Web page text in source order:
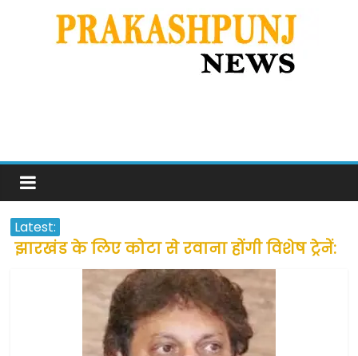
Latest:
झारखंड के लिए कोटा से रवाना होंगी विशेष ट्रेनें:
सीएम हेमंत सोरेन
उत्तराखंड के अन्य राज्यों में फंसे लोगों की जल्द
होगी घर वापसी
प्रवासियों व मजदूरों को दी गई छूट के बाद लोगो